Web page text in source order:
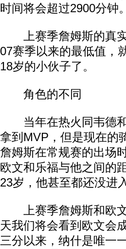
时间将会超过2900分钟。
上赛季詹姆斯的真实
07赛季以来的最低值，
18岁的小伙子了。
角色的不同
当年在热火同韦德和
拿到MVP，但是现在的
詹姆斯在常规赛的出场
欧文和乐福与他之间的
23岁，他甚至都还没进
上赛季詹姆斯和欧文
天我们将会看到欧文会
三分以来，纳什是唯一